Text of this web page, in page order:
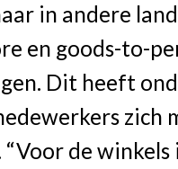
in andere
en goods-to-
Dit heeft
zich
“Voor de